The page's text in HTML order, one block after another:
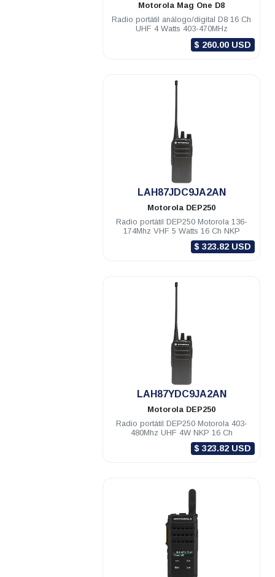
Motorola Mag One D8
Radio portátil análogo/digital D8 16 Ch
UHF 4 Watts 403-470MHz
$ 260.00 USD
LAH87JDC9JA2AN
Motorola DEP250
Radio portátil DEP250 Motorola 136-
174Mhz VHF 5 Watts 16 Ch NKP
$ 323.82 USD
LAH87YDC9JA2AN
Motorola DEP250
Radio portátil DEP250 Motorola 403-
480Mhz UHF 4W NKP 16 Ch
$ 323.82 USD